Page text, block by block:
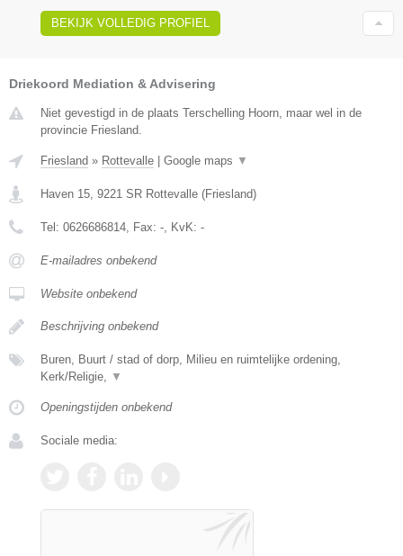
BEKIJK VOLLEDIG PROFIEL
Driekoord Mediation & Advisering
Niet gevestigd in de plaats Terschelling Hoorn, maar wel in de
provincie Friesland.
Friesland » Rottevalle | Google maps ▼
Haven 15 9221 SR Rottevalle (Friesland)
Tel: 0626686814 , Fax: - , KvK: -
E-mailadres onbekend
Website onbekend
Beschrijving onbekend
Buren, Buurt / stad of dorp, Milieu en ruimtelijke ordening,
Kerk/Religie,
▼
Openingstijden onbekend
Sociale media: